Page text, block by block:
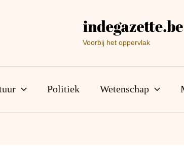
Voorbij het oppervlak
Politiek Wetenschap